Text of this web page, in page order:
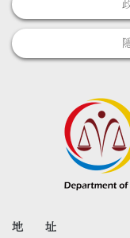
地 址